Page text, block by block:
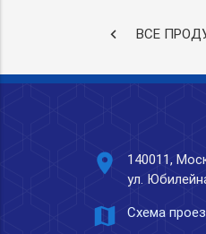
keyboard_arrow_left ВСЕ
place
140011,
ул.
map Схема